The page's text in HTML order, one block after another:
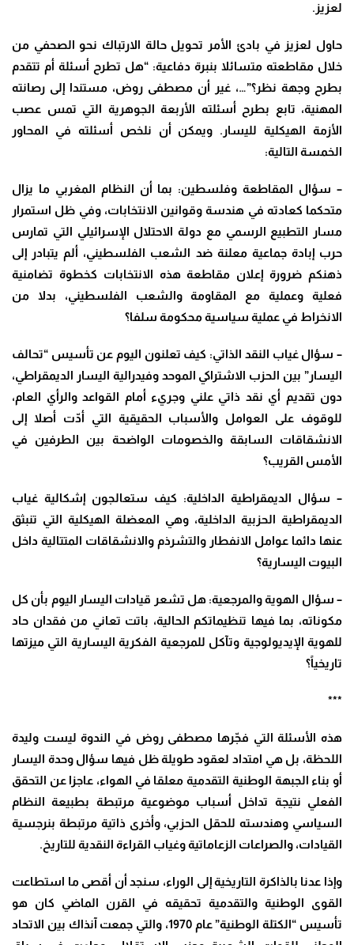
لعزيز.
حاول لعزيز في بادئ الأمر تحويل حالة الارتباك نحو الصحفي من
خلال مقاطعته متسائلا بنبرة دفاعية: “هل تطرح أسئلة أم تتقدم
بطرح وجهة نظر؟”…، غير أن مصطفى روض، مستندا إلى رصانته
المهنية، تابع بطرح أسئلته الأربعة الجوهرية التي تمس عصب
الأزمة الهيكلية لليسار. ويمكن أن نلخص أسئلته في المحاور
الخمسة التالية:
– سؤال المقاطعة وفلسطين: بما أن النظام المغربي ما يزال
متحكما كعادته في هندسة وقوانين الانتخابات، وفي ظل استمرار
مسار التطبيع الرسمي مع دولة الاحتلال الإسرائيلي التي تمارس
حرب إبادة جماعية معلنة ضد الشعب الفلسطيني، ألم يتبادر إلى
ذهنكم ضرورة إعلان مقاطعة هذه الانتخابات كخطوة تضامنية
فعلية وعملية مع المقاومة والشعب الفلسطيني، بدلا من
الانخراط في عملية سياسية محكومة سلفا؟
– سؤال غياب النقد الذاتي: كيف تعلنون اليوم عن تأسيس “تحالف
اليسار” بين الحزب الاشتراكي الموحد وفيدرالية اليسار الديمقراطي،
دون تقديم أي نقد ذاتي علني وجريء أمام القواعد والرأي العام،
للوقوف على العوامل والأسباب الحقيقية التي أدّت أصلا إلى
الانشقاقات السابقة والخصومات الواضحة بين الطرفين في
الأمس القريب؟
– سؤال الديمقراطية الداخلية: كيف ستعالجون إشكالية غياب
الديمقراطية الحزبية الداخلية، وهي المعضلة الهيكلية التي تنبثق
عنها دائما عوامل الانفطار والتشرذم والانشقاقات المتتالية داخل
البيوت اليسارية؟
– سؤال الهوية والمرجعية: هل تشعر قيادات اليسار اليوم بأن كل
مكوناته، بما فيها تنظيماتكم الحالية، باتت تعاني من فقدان حاد
للهوية الإيديولوجية وتآكل للمرجعية الفكرية اليسارية التي ميزتها
تاريخياً؟
***
هذه الأسئلة التي فجّرها مصطفى روض في الندوة ليست وليدة
اللحظة، بل هي امتداد لعقود طويلة ظل فيها سؤال وحدة اليسار
أو بناء الجبهة الوطنية التقدمية معلقا في الهواء، عاجزا عن التحقق
الفعلي نتيجة تداخل أسباب موضوعية مرتبطة بطبيعة النظام
السياسي وهندسته للحقل الحزبي، وأخرى ذاتية مرتبطة بنرجسية
القيادات، والصراعات الزعاماتية وغياب القراءة النقدية للتاريخ.
وإذا عدنا بالذاكرة التاريخية إلى الوراء، سنجد أن أقصى ما استطاعت
القوى الوطنية والتقدمية تحقيقه في القرن الماضي كان هو
تأسيس “الكتلة الوطنية” عام 1970، والتي جمعت آنذاك بين الاتحاد